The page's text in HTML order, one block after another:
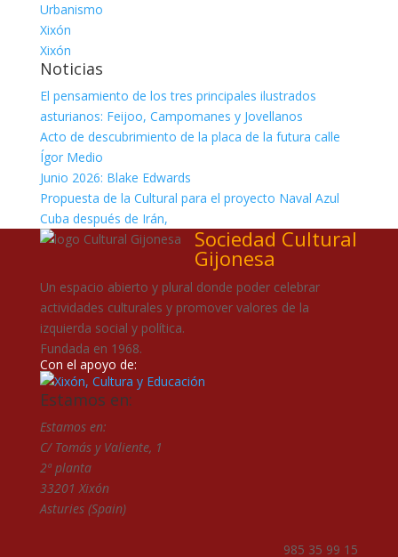
Urbanismo
Xixón
Xixón
Noticias
El pensamiento de los tres principales ilustrados
asturianos: Feijoo, Campomanes y Jovellanos
Acto de descubrimiento de la placa de la futura calle
Ígor Medio
Junio 2026: Blake Edwards
Propuesta de la Cultural para el proyecto Naval Azul
Cuba después de Irán,
Sociedad Cultural
Gijonesa
Un espacio abierto y plural donde poder celebrar
actividades culturales y promover valores de la
izquierda social y política.
Fundada en 1968.
Con el apoyo de:
Estamos en:
Estamos en:
C/ Tomás y Valiente, 1
2ª planta
33201 Xixón
Asturies (Spain)
985 35 99 15